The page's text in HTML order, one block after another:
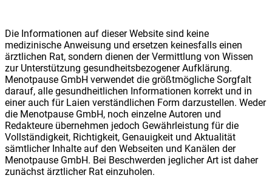
Die Informationen auf dieser Website sind keine
medizinische Anweisung und ersetzen keinesfalls einen
ärztlichen Rat, sondern dienen der Vermittlung von Wissen
zur Unterstützung gesundheitsbezogener Aufklärung.
Menotpause GmbH verwendet die größtmögliche Sorgfalt
darauf, alle gesundheitlichen Informationen korrekt und in
einer auch für Laien verständlichen Form darzustellen. Weder
die Menotpause GmbH, noch einzelne Autoren und
Redakteure übernehmen jedoch Gewährleistung für die
Vollständigkeit, Richtigkeit, Genauigkeit und Aktualität
sämtlicher Inhalte auf den Webseiten und Kanälen der
Menotpause GmbH. Bei Beschwerden jeglicher Art ist daher
zunächst ärztlicher Rat einzuholen.